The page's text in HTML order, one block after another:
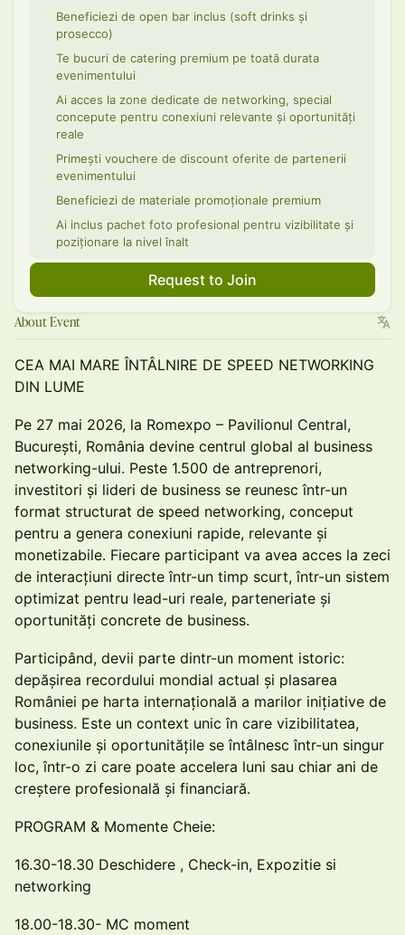
Beneficiezi de open bar inclus (soft drinks și
prosecco)
Te bucuri de catering premium pe toată durata
evenimentului
Ai acces la zone dedicate de networking, special
concepute pentru conexiuni relevante și oportunități
reale
Primești vouchere de discount oferite de partenerii
evenimentului
Beneficiezi de materiale promoționale premium
Ai inclus pachet foto profesional pentru vizibilitate și
poziționare la nivel înalt
Request to Join
About Event
CEA MAI MARE ÎNTÂLNIRE DE SPEED NETWORKING
DIN LUME
Pe 27 mai 2026, la Romexpo – Pavilionul Central,
București, România devine centrul global al business
networking-ului. Peste 1.500 de antreprenori,
investitori și lideri de business se reunesc într-un
format structurat de speed networking, conceput
pentru a genera conexiuni rapide, relevante și
monetizabile. Fiecare participant va avea acces la zeci
de interacțiuni directe într-un timp scurt, într-un sistem
optimizat pentru lead-uri reale, parteneriate și
oportunități concrete de business.
Participând, devii parte dintr-un moment istoric:
depășirea recordului mondial actual și plasarea
României pe harta internațională a marilor inițiative de
business. Este un context unic în care vizibilitatea,
conexiunile și oportunitățile se întâlnesc într-un singur
loc, într-o zi care poate accelera luni sau chiar ani de
creștere profesională și financiară.
PROGRAM & Momente Cheie:
16.30-18.30 Deschidere , Check-in, Expozitie si
networking
18.00-18.30- MC moment